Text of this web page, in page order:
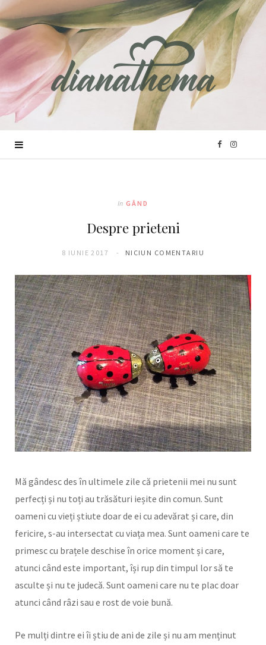
F
o
o
k
I
g
r
a
m
In GÂND
Despre prieteni
8 IUNIE 2017 NICIUN COMENTARIU
Mă gândesc des în ultimele zile că prietenii mei nu sunt
perfecți și nu toți au trăsături ieșite din comun. Sunt
oameni cu vieți știute doar de ei cu adevărat și care, din
fericire, s-au intersectat cu viața mea. Sunt oameni care te
primesc cu brațele deschise în orice moment și care,
atunci când este important, își rup din timpul lor să te
asculte și nu te judecă. Sunt oameni care nu te plac doar
atunci când râzi sau e rost de voie bună.
Pe mulți dintre ei îi știu de ani de zile și nu am menținut